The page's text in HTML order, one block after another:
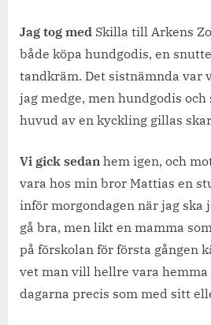
Jag tog med Skilla till Arkens
både köpa hundgodis, en
tandkräm. Det sistnämnda var
jag medge, men hundgodis
huvud av en kyckling gillas
Vi gick sedan hem igen, och
vara hos min bror Mattias en
inför morgondagen när jag ska
gå bra, men likt en mamma
på förskolan för första gången
vet man vill hellre vara
dagarna precis som med sitt